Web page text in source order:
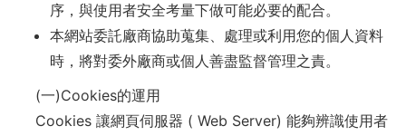
序，與使用者安全考量下做可能必要的配合。
本網站委託廠商協助蒐集、處理或利用您的個人資料
時，將對委外廠商或個人善盡監督管理之責。
(一)Cookies的運用
Cookies 讓網頁伺服器 ( Web Server) 能夠辨識使用者